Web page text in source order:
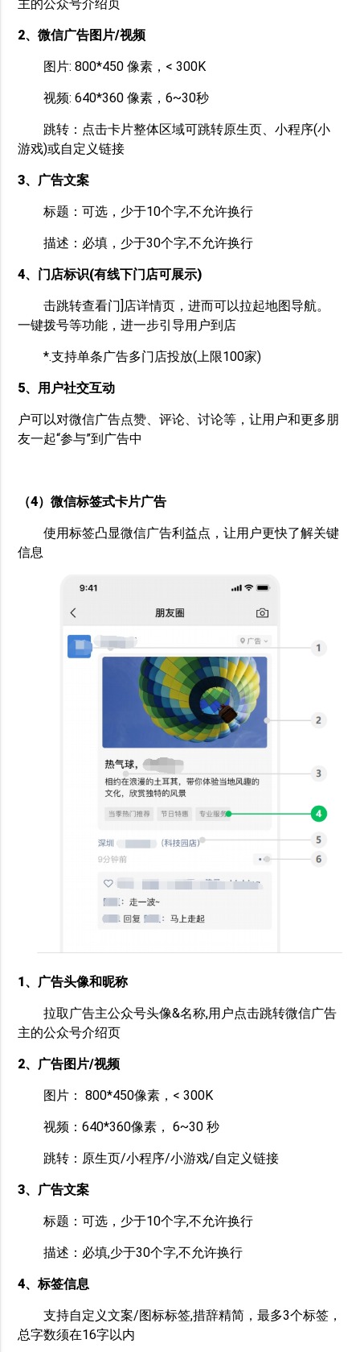
主的公众号介绍页
2、微信广告图片/视频
图片: 800*450 像素，< 300K
视频: 640*360 像素，6~30秒
跳转：点击卡片整体区域可跳转原生页、小程序(小
游戏)或自定义链接
3、广告文案
标题：可选，少于10个字,不允许换行
描述：必填，少于30个字,不允许换行
4、门店标识(有线下门店可展示)
击跳转查看门]店详情页，进而可以拉起地图导航。
一键拨号等功能，进一步引导用户到店
*.支持单条广告多门店投放(上限100家)
5、用户社交互动
户可以对微信广告点赞、评论、讨论等，让用户和更多朋
友一起“参与”到广告中
（4）微信标签式卡片广告
使用标签凸显微信广告利益点，让用户更快了解关键
信息
1、广告头像和昵称
拉取广告主公众号头像&名称,用户点击跳转微信广告
主的公众号介绍页
2、广告图片/视频
图片： 800*450像素，< 300K
视频：640*360像素， 6~30 秒
跳转：原生页/小程序/小游戏/自定义链接
3、广告文案
标题：可选，少于10个字,不允许换行
描述：必填,少于30个字,不允许换行
4、标签信息
支持自定义文案/图标标签,措辞精简，最多3个标签，
总字数须在16字以内